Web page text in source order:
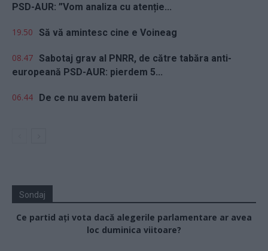
PSD-AUR: ”Vom analiza cu atenție...
19.50 Să vă amintesc cine e Voineag
08.47 Sabotaj grav al PNRR, de către tabăra anti-
europeană PSD-AUR: pierdem 5...
06.44 De ce nu avem baterii
Sondaj
Ce partid ați vota dacă alegerile parlamentare ar avea
loc duminica viitoare?